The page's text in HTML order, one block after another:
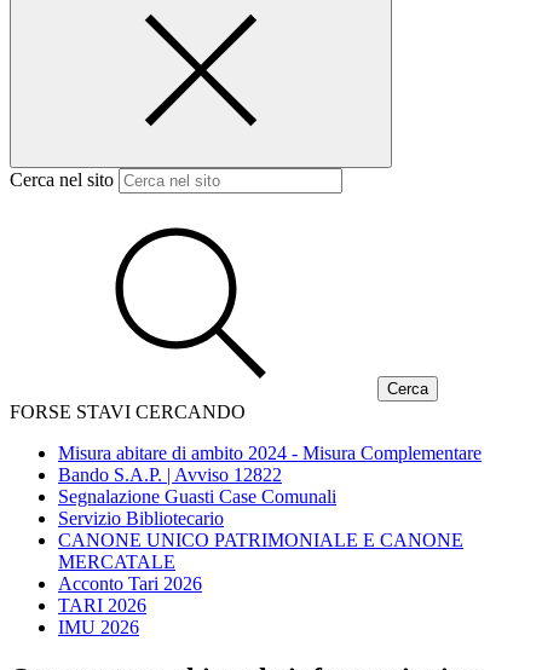
Cerca nel sito
FORSE STAVI CERCANDO
Misura abitare di ambito 2024 - Misura Complementare
Bando S.A.P. | Avviso 12822
Segnalazione Guasti Case Comunali
Servizio Bibliotecario
CANONE UNICO PATRIMONIALE E CANONE
MERCATALE
Acconto Tari 2026
TARI 2026
IMU 2026